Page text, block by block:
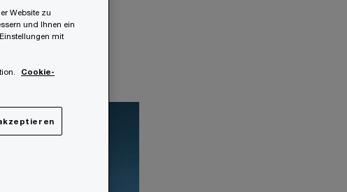
Website zu
und Ihnen ein
mit
Cookie-